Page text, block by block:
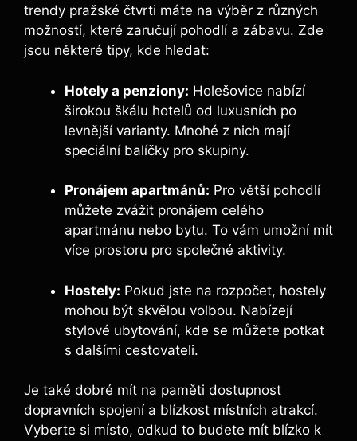
trendy pražské čtvrti máte na výběr z různých
možností, které zaručují pohodlí a zábavu. Zde
jsou některé tipy, kde hledat:
Hotely a penziony: Holešovice nabízí
širokou škálu hotelů od luxusních po
levnější varianty. Mnohé z nich mají
speciální balíčky pro skupiny.
Pronájem apartmánů: Pro větší pohodlí
můžete zvážit pronájem celého
apartmánu nebo bytu. To vám umožní mít
více prostoru pro společné aktivity.
Hostely: Pokud jste na rozpočet, hostely
mohou být skvělou volbou. Nabízejí
stylové ubytování, kde se můžete potkat
s dalšími cestovateli.
Je také dobré mít na paměti dostupnost
dopravních spojení a blízkost místních atrakcí.
Vyberte si místo, odkud to budete mít blízko k